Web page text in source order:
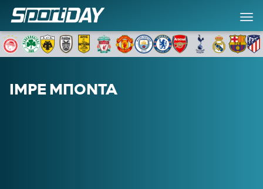
ΙΜΡΕ ΜΠΟΝΤΑ